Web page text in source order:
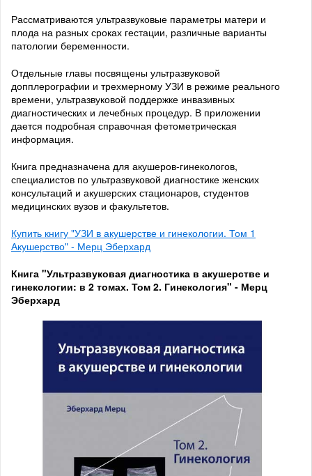
Рассматриваются ультразвуковые параметры матери и
плода на разных сроках гестации, различные варианты
патологии беременности.
Отдельные главы посвящены ультразвуковой
допплерографии и трехмерному УЗИ в режиме реального
времени, ультразвуковой поддержке инвазивных
диагностических и лечебных процедур. В приложении
дается подробная справочная фетометрическая
информация.
Книга предназначена для акушеров-гинекологов,
специалистов по ультразвуковой диагностике женских
консультаций и акушерских стационаров, студентов
медицинских вузов и факультетов.
Купить книгу "УЗИ в акушерстве и гинекологии. Том 1
Акушерство" - Мерц Эберхард
Книга "Ультразвуковая диагностика в акушерстве и
гинекологии: в 2 томах. Том 2. Гинекология" - Мерц
Эберхард